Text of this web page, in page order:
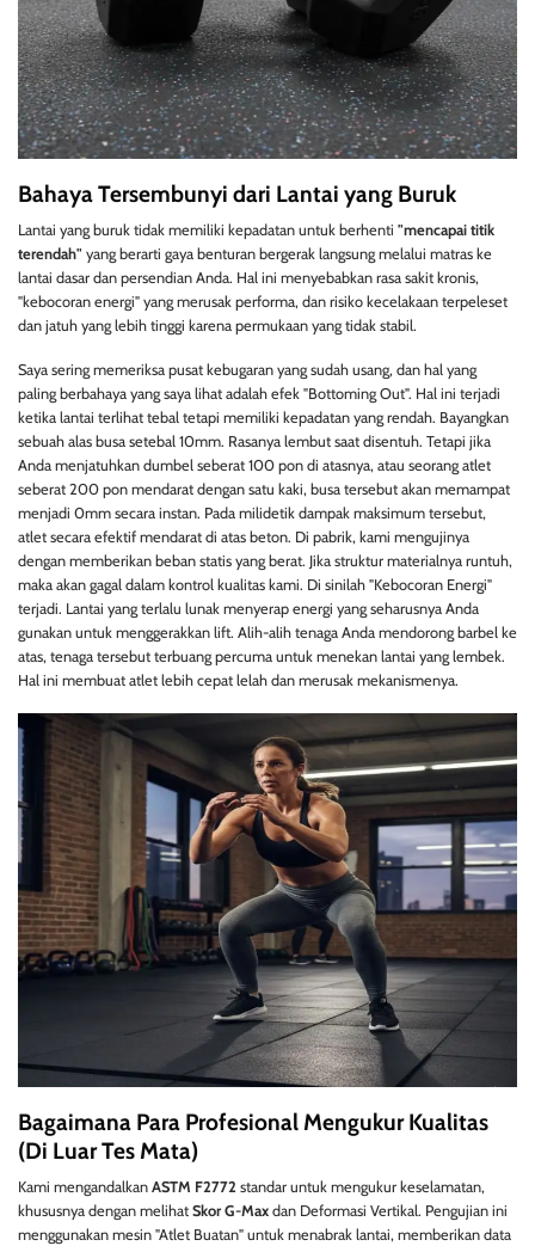
Bahaya Tersembunyi dari Lantai yang Buruk
Lantai yang buruk tidak memiliki kepadatan untuk berhenti "mencapai titik
terendah" yang berarti gaya benturan bergerak langsung melalui matras ke
lantai dasar dan persendian Anda. Hal ini menyebabkan rasa sakit kronis,
"kebocoran energi" yang merusak performa, dan risiko kecelakaan terpeleset
dan jatuh yang lebih tinggi karena permukaan yang tidak stabil.
Saya sering memeriksa pusat kebugaran yang sudah usang, dan hal yang
paling berbahaya yang saya lihat adalah efek "Bottoming Out". Hal ini terjadi
ketika lantai terlihat tebal tetapi memiliki kepadatan yang rendah. Bayangkan
sebuah alas busa setebal 10mm. Rasanya lembut saat disentuh. Tetapi jika
Anda menjatuhkan dumbel seberat 100 pon di atasnya, atau seorang atlet
seberat 200 pon mendarat dengan satu kaki, busa tersebut akan memampat
menjadi 0mm secara instan. Pada milidetik dampak maksimum tersebut,
atlet secara efektif mendarat di atas beton. Di pabrik, kami mengujinya
dengan memberikan beban statis yang berat. Jika struktur materialnya runtuh,
maka akan gagal dalam kontrol kualitas kami. Di sinilah "Kebocoran Energi"
terjadi. Lantai yang terlalu lunak menyerap energi yang seharusnya Anda
gunakan untuk menggerakkan lift. Alih-alih tenaga Anda mendorong barbel ke
atas, tenaga tersebut terbuang percuma untuk menekan lantai yang lembek.
Hal ini membuat atlet lebih cepat lelah dan merusak mekanismenya.
Bagaimana Para Profesional Mengukur Kualitas
(Di Luar Tes Mata)
Kami mengandalkan ASTM F2772 standar untuk mengukur keselamatan,
khususnya dengan melihat Skor G-Max dan Deformasi Vertikal. Pengujian ini
menggunakan mesin "Atlet Buatan" untuk menabrak lantai, memberikan data